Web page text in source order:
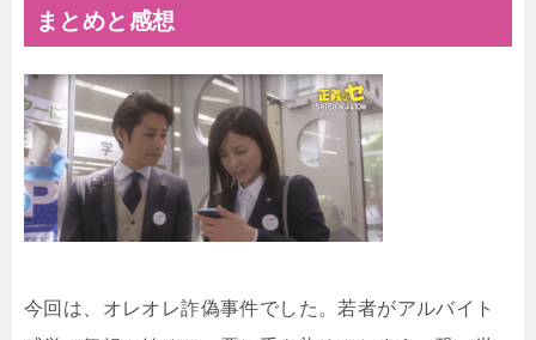
まとめと感想
今回は、オレオレ詐偽事件でした。若者がアルバイト